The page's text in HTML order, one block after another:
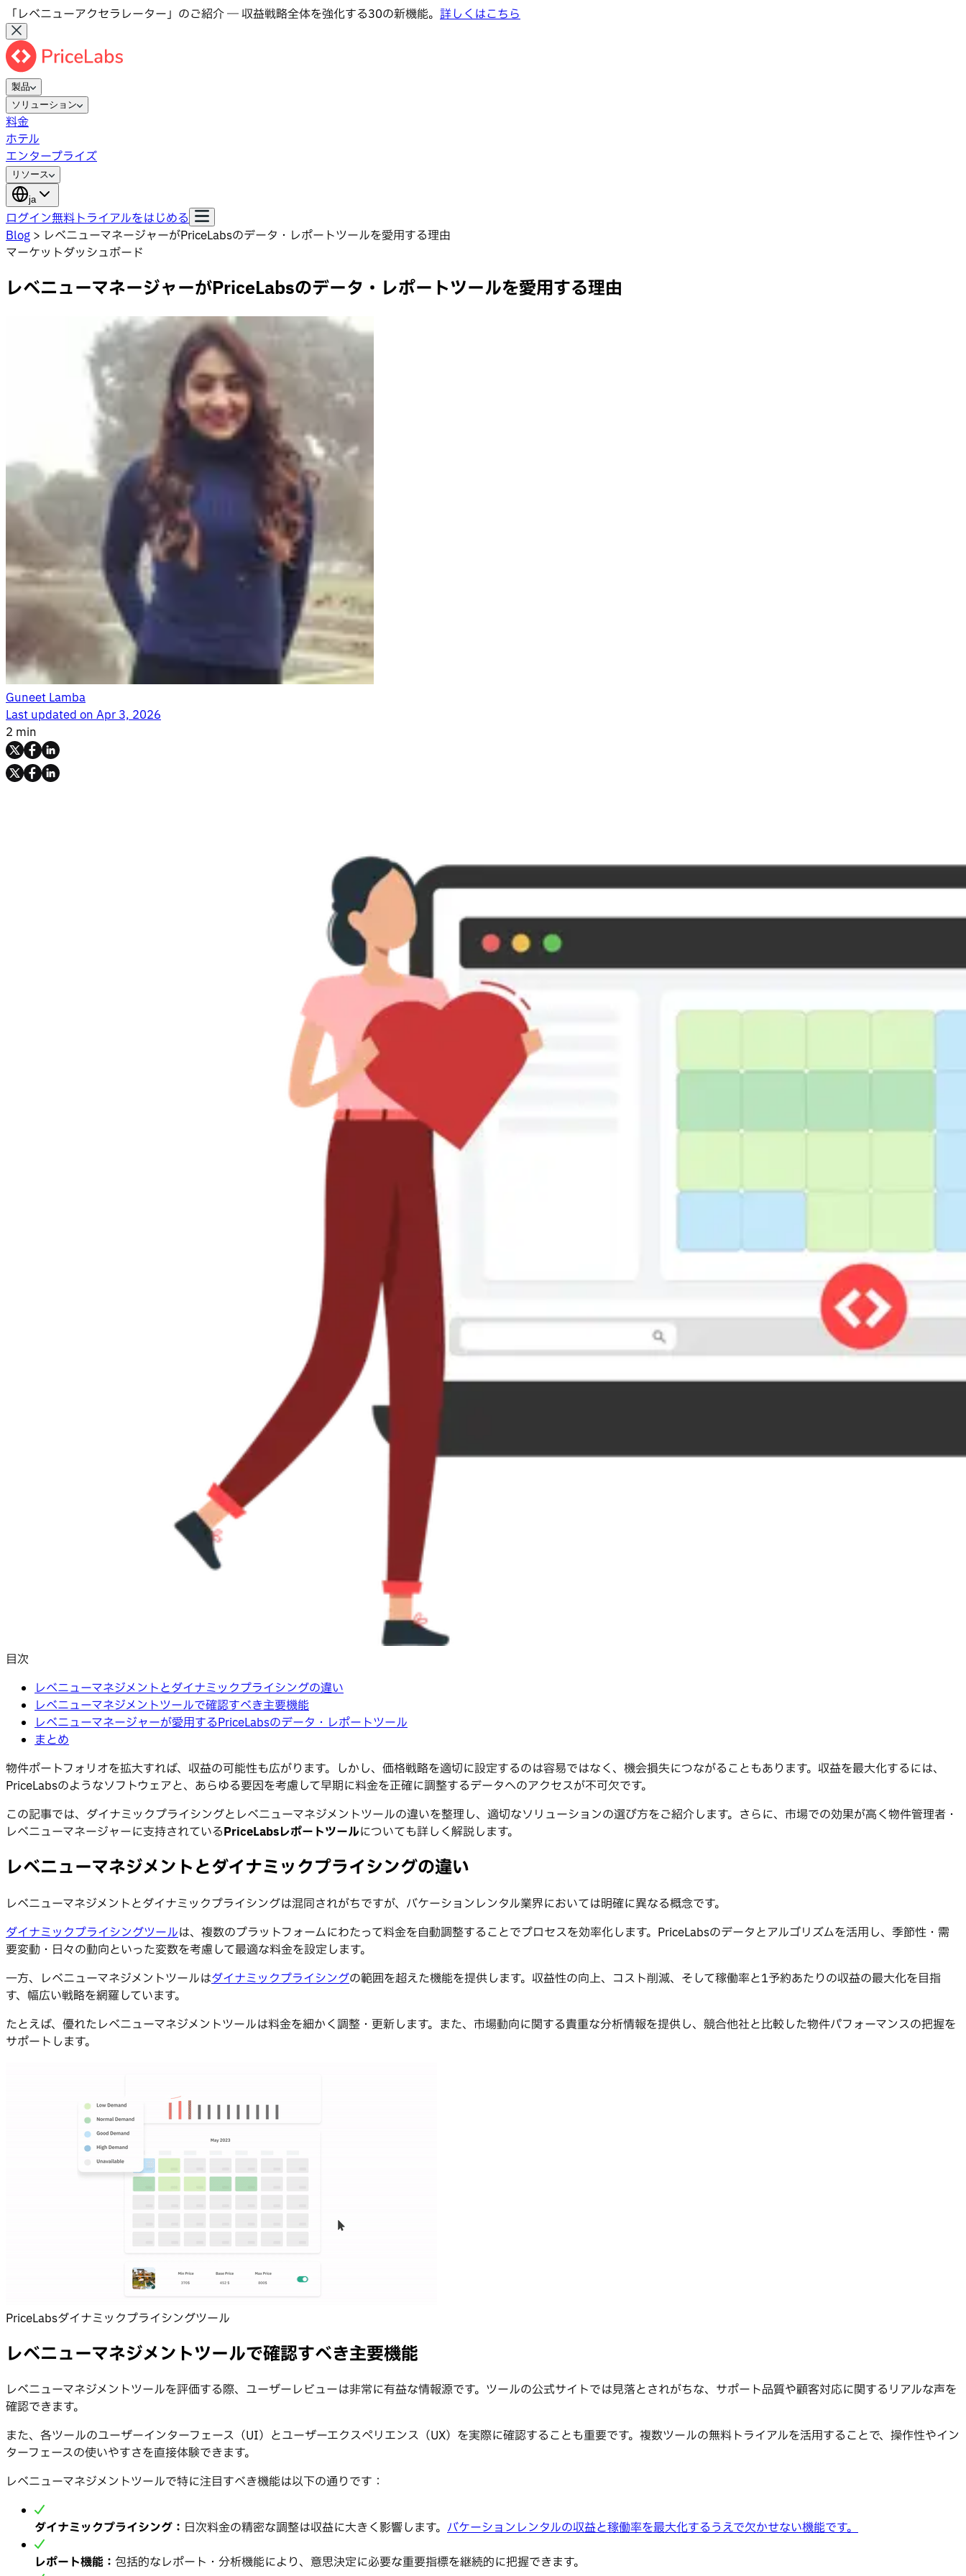
「レベニューアクセラレーター」のご紹介 ― 収益戦略全体を強化する30の新機能。 詳しくはこちら
製品
ソリューション
料金
ホテル
エンタープライズ
リソース
ja
ログイン無料トライアルをはじめる
Blog > レベニューマネージャーがPriceLabsのデータ・レポートツールを愛用する理由
マーケットダッシュボード
レベニューマネージャーがPriceLabsのデータ・レポートツールを愛用する理由
Guneet Lamba
Last updated onApr 3, 2026
2 min
目次
レベニューマネジメントとダイナミックプライシングの違い
レベニューマネジメントツールで確認すべき主要機能
レベニューマネージャーが愛用するPriceLabsのデータ・レポートツール
まとめ
物件ポートフォリオを拡大すれば、収益の可能性も広がります。しかし、価格戦略を適切に設定するのは容易ではなく、機会損失につながることもあります。収益を最大化するには、
PriceLabsのようなソフトウェアと、あらゆる要因を考慮して早期に料金を正確に調整するデータへのアクセスが不可欠です。
この記事では、ダイナミックプライシングとレベニューマネジメントツールの違いを整理し、適切なソリューションの選び方をご紹介します。さらに、市場での効果が高く物件管理者・
レベニューマネージャーに支持されているPriceLabsレポートツールについても詳しく解説します。
レベニューマネジメントとダイナミックプライシングの違い
レベニューマネジメントとダイナミックプライシングは混同されがちですが、バケーションレンタル業界においては明確に異なる概念です。
ダイナミックプライシングツールは、複数のプラットフォームにわたって料金を自動調整することでプロセスを効率化します。PriceLabsのデータとアルゴリズムを活用し、季節性・需
要変動・日々の動向といった変数を考慮して最適な料金を設定します。
一方、レベニューマネジメントツールはダイナミックプライシングの範囲を超えた機能を提供します。収益性の向上、コスト削減、そして稼働率と1予約あたりの収益の最大化を目指
す、幅広い戦略を網羅しています。
たとえば、優れたレベニューマネジメントツールは料金を細かく調整・更新します。また、市場動向に関する貴重な分析情報を提供し、競合他社と比較した物件パフォーマンスの把握を
サポートします。
PriceLabsダイナミックプライシングツール
レベニューマネジメントツールで確認すべき主要機能
レベニューマネジメントツールを評価する際、ユーザーレビューは非常に有益な情報源です。ツールの公式サイトでは見落とされがちな、サポート品質や顧客対応に関するリアルな声を
確認できます。
また、各ツールのユーザーインターフェース（UI）とユーザーエクスペリエンス（UX）を実際に確認することも重要です。複数ツールの無料トライアルを活用することで、操作性やイン
ターフェースの使いやすさを直接体験できます。
レベニューマネジメントツールで特に注目すべき機能は以下の通りです：
ダイナミックプライシング： 日次料金の精密な調整は収益に大きく影響します。 バケーションレンタルの収益と稼働率を最大化するうえで欠かせない機能です。
レポート機能： 包括的なレポート・分析機能により、意思決定に必要な重要指標を継続的に把握できます。